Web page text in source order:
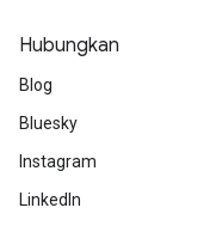
Hubungkan
Blog
Bluesky
Instagram
LinkedIn